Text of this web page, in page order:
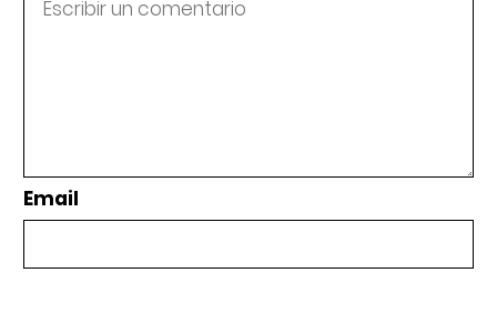
Email